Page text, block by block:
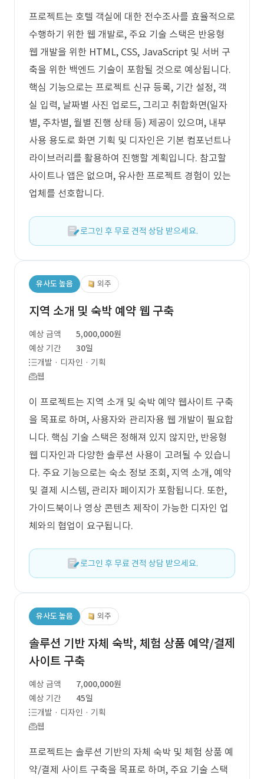
프로젝트는 호텔 객실에 대한 전수조사를 효율적으로
수행하기 위한 웹 개발로, 주요 기술 스택은 반응형
웹 개발을 위한 HTML, CSS, JavaScript 및 서버 구
축을 위한 백엔드 기술이 포함될 것으로 예상됩니다.
핵심 기능으로는 프로젝트 신규 등록, 기간 설정, 객
실 입력, 날짜별 사진 업로드, 그리고 취합화면(일자
별, 주차별, 월별 진행 상태 등) 제공이 있으며, 내부
사용 용도로 화면 기획 및 디자인은 기본 컴포넌트나
라이브러리를 활용하여 진행할 계획입니다. 참고할
사이트나 앱은 없으며, 유사한 프로젝트 경험이 있는
업체를 선호합니다.
로그인 후 무료 견적 상담 받으세요.
유사도 높음 외주
지역 소개 및 숙박 예약 웹 구축
예상 금액
5,000,000원
예상 기간
30일
개발 · 디자인 · 기획
웹
이 프로젝트는 지역 소개 및 숙박 예약 웹사이트 구축
을 목표로 하며, 사용자와 관리자용 웹 개발이 필요합
니다. 핵심 기술 스택은 정해져 있지 않지만, 반응형
웹 디자인과 다양한 솔루션 사용이 고려될 수 있습니
다. 주요 기능으로는 숙소 정보 조회, 지역 소개, 예약
및 결제 시스템, 관리자 페이지가 포함됩니다. 또한,
가이드북이나 영상 콘텐츠 제작이 가능한 디자인 업
체와의 협업이 요구됩니다.
로그인 후 무료 견적 상담 받으세요.
유사도 높음 외주
솔루션 기반 자체 숙박, 체험 상품 예약/결제
사이트 구축
예상 금액
7,000,000원
예상 기간
45일
개발 · 디자인 · 기획
웹
프로젝트는 솔루션 기반의 자체 숙박 및 체험 상품 예
약/결제 사이트 구축을 목표로 하며, 주요 기술 스택